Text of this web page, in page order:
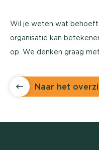
Wil je weten wat
organisatie kan
op. We denken graag
Naar het